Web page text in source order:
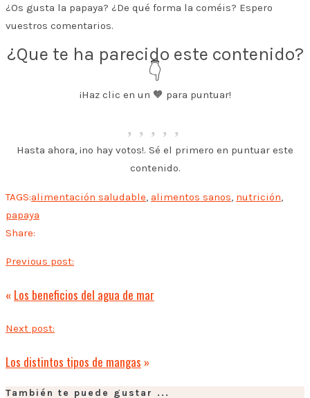
¿Os gusta la papaya? ¿De qué forma la coméis? Espero
vuestros comentarios.
¿Que te ha parecido este contenido?
👇
¡Haz clic en un 🧡 para puntuar!
Hasta ahora, ¡no hay votos!. Sé el primero en puntuar este
contenido.
TAGS:alimentación saludable, alimentos sanos, nutrición,
papaya
Share:
Previous post:
« Los beneficios del agua de mar
Next post:
Los distintos tipos de mangas »
También te puede gustar ...